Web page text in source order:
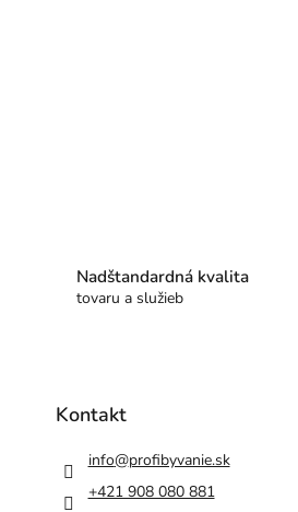
Nadštandardná kvalita
tovaru a služieb
Kontakt
info@profibyvanie.sk
+421 908 080 881